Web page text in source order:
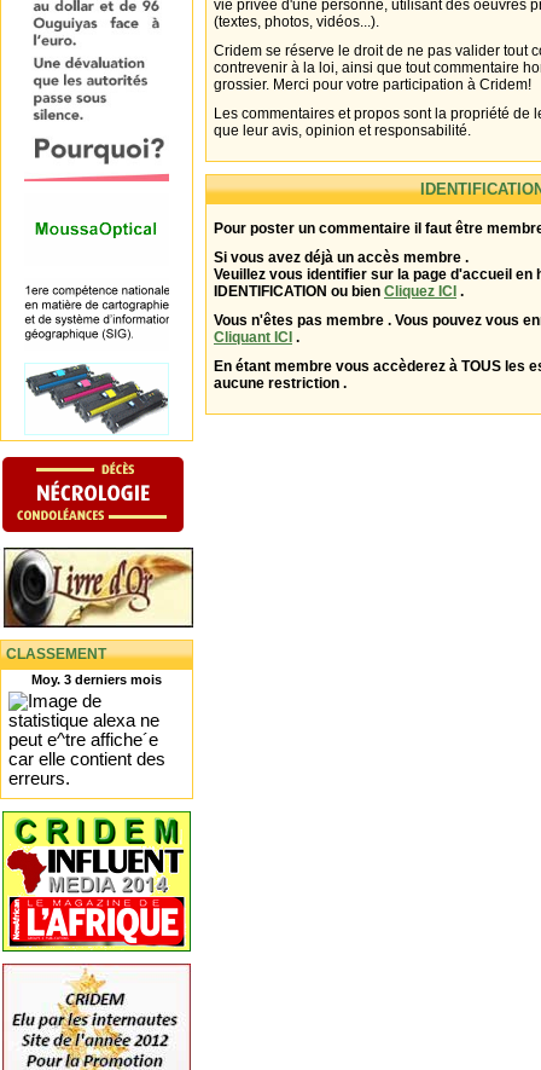
CLASSEMENT
Moy. 3 derniers mois
vie privée d'une personne, utilisant des oeuvres
(textes, photos, vidéos...).
Cridem se réserve le droit de ne pas valider tout
contrevenir à la loi, ainsi que tout commentaire
grossier. Merci pour votre participation à Cridem!
Les commentaires et propos sont la propriété de
que leur avis, opinion et responsabilité.
Pour poster un commentaire il faut être
Si vous avez déjà un accès membre .
Veuillez vous identifier sur la page d'accueil en
IDENTIFICATION ou bien Cliquez ICI .
Vous n'êtes pas membre . Vous pouvez vous
Cliquant ICI .
En étant membre vous accèderez à TOUS les
aucune restriction .